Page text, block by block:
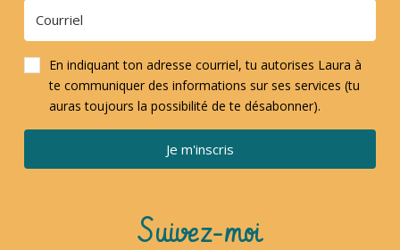
En indiquant ton adresse courriel, tu autorises Laura à
te communiquer des informations sur ses services (tu
auras toujours la possibilité de te désabonner).
Je m'inscris
Suivez-moi